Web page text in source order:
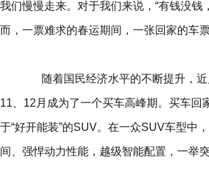
我们慢慢走来。对于我们来说，“有钱没
而，一票难求的春运期间，一张回家的车
随着国民经济水平的不断提升，近
11、12月成为了一个买车高峰期。买车
于“好开能装”的SUV。在一众SUV车型中
间、强悍动力性能，越级智能配置，一举